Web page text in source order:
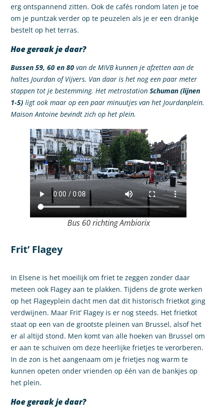
erg ontspannend zitten. Ook de cafés rondom laten je toe
om je puntzak verder op te peuzelen als je er een drankje
bestelt op het terras.
Hoe geraak je daar?
Bussen 59, 60 en 80 van de MIVB kunnen je afzetten aan de
haltes Jourdan of Vijvers. Van daar is het nog een paar meter
stappen tot je bestemming. Het metrostationSchuman (lijnen
1-5) ligt ook maar op een paar minuutjes van het Jourdanplein.
Maison Antoine bevindt zich op het plein.
Bus 60 richting Ambiorix
Frit’ Flagey
In Elsene is het moeilijk om friet te zeggen zonder daar
meteen ook Flagey aan te plakken. Tijdens de grote werken
op het Flageyplein dacht men dat dit historisch frietkot ging
verdwijnen. Maar Frit’ Flagey is er nog steeds. Het frietkot
staat op een van de grootste pleinen van Brussel, alsof het
er al altijd stond. Men komt van alle hoeken van Brussel om
er aan te schuiven om deze heerlijke frietjes te verorberen.
In de zon is het aangenaam om je frietjes nog warm te
kunnen opeten onder vrienden op één van de bankjes op
het plein.
Hoe geraak je daar?